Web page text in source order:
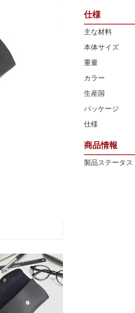
仕様
主な材料
本体サイズ
重量
カラー
生産国
パッケージ
仕様
商品情報
製品ステータス